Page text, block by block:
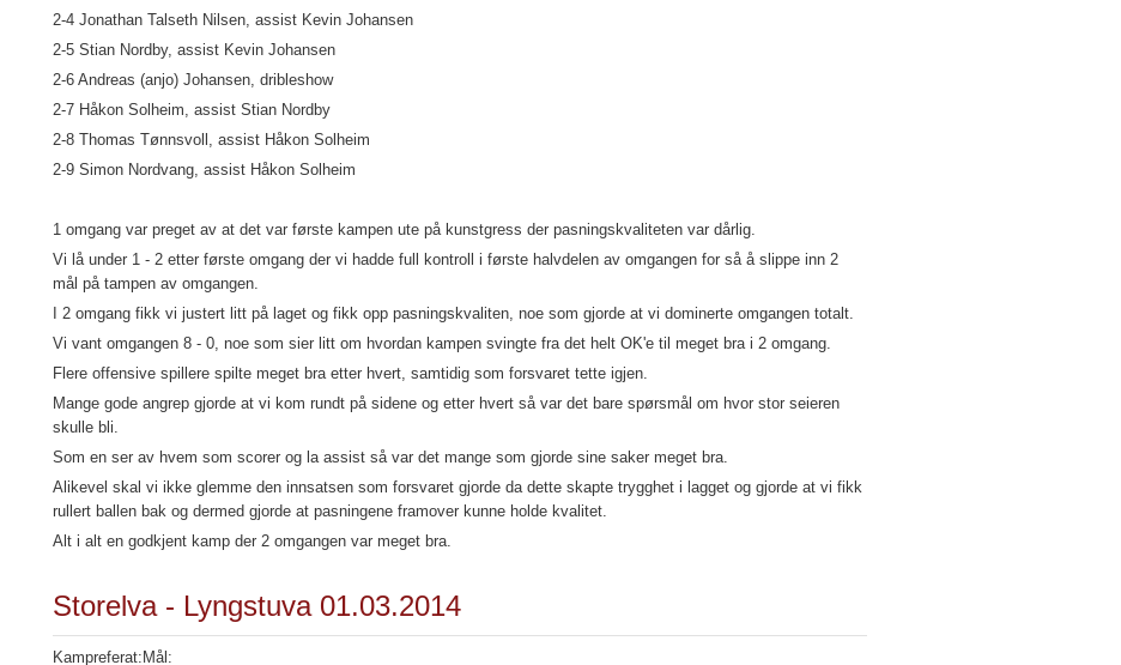
2-4 Jonathan Talseth Nilsen, assist Kevin Johansen
2-5 Stian Nordby, assist Kevin Johansen
2-6 Andreas (anjo) Johansen, dribleshow
2-7 Håkon Solheim, assist Stian Nordby
2-8 Thomas Tønnsvoll, assist Håkon Solheim
2-9 Simon Nordvang, assist Håkon Solheim
1 omgang var preget av at det var første kampen ute på kunstgress der pasningskvaliteten var dårlig.
Vi lå under 1 - 2 etter første omgang der vi hadde full kontroll i første halvdelen av omgangen for så å slippe inn 2
mål på tampen av omgangen.
I 2 omgang fikk vi justert litt på laget og fikk opp pasningskvaliten, noe som gjorde at vi dominerte omgangen totalt.
Vi vant omgangen 8 - 0, noe som sier litt om hvordan kampen svingte fra det helt OK'e til meget bra i 2 omgang.
Flere offensive spillere spilte meget bra etter hvert, samtidig som forsvaret tette igjen.
Mange gode angrep gjorde at vi kom rundt på sidene og etter hvert så var det bare spørsmål om hvor stor seieren
skulle bli.
Som en ser av hvem som scorer og la assist så var det mange som gjorde sine saker meget bra.
Alikevel skal vi ikke glemme den innsatsen som forsvaret gjorde da dette skapte trygghet i lagget og gjorde at vi fikk
rullert ballen bak og dermed gjorde at pasningene framover kunne holde kvalitet.
Alt i alt en godkjent kamp der 2 omgangen var meget bra.
Storelva - Lyngstuva 01.03.2014
Kampreferat:Mål: